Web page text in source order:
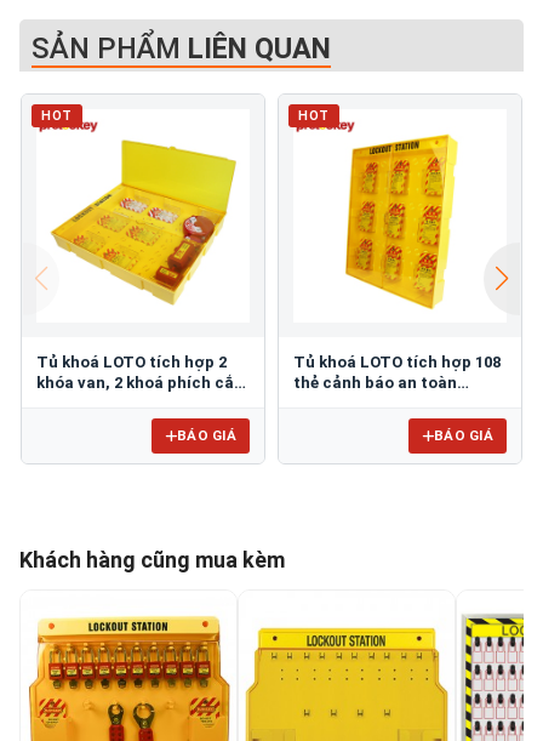
SẢN PHẨM LIÊN QUAN
HOT
Tủ khoá LOTO tích hợp 2
khóa van, 2 khoá phích cắm
PROLOCKEY LG15
BÁO GIÁ
HOT
Tủ khoá LOTO tích hợp 108
thẻ cảnh báo an toàn
BÁO GIÁ
Khách hàng cũng mua kèm